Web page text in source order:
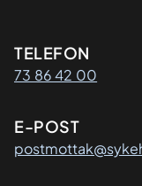
TELEFON
73 86 42 00
E-POST